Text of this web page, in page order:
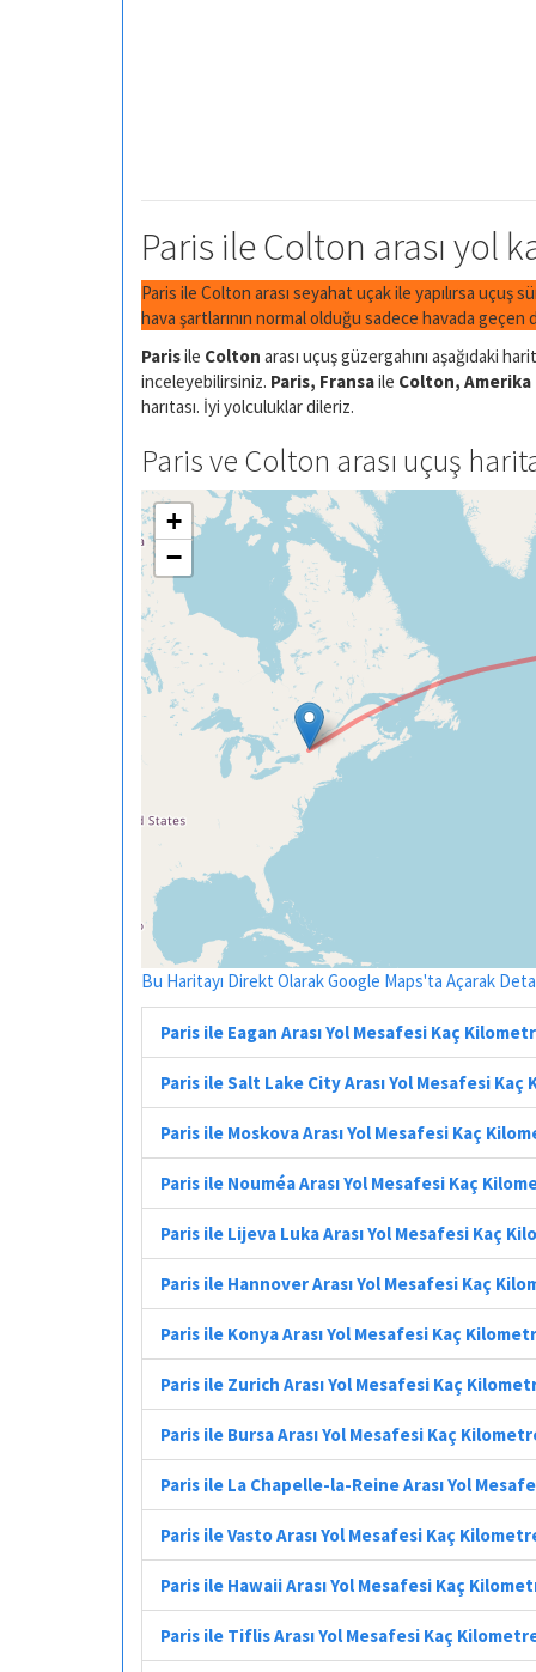
Paris ile Colton arası yol
Paris ile Colton arası seyahat uçak ile yapılırsa uçuş
hava şartlarının normal olduğu sadece havada
Parisile Colton arası uçuş güzergahını aşağıdaki
inceleyebilirsiniz. Paris, Fransaile Colton,
harıtası. İyi yolculuklar dileriz.
Paris ve Colton arası uçuş
+
−
Bu Haritayı Direkt Olarak Google Maps'ta Açarak
Paris ile Eagan Arası Yol Mesafesi Kaç
Paris ile Salt Lake City Arası Yol Mesafesi
Paris ile Moskova Arası Yol Mesafesi Kaç
Paris ile Nouméa Arası Yol Mesafesi Kaç
Paris ile Lijeva Luka Arası Yol Mesafesi Kaç
Paris ile Hannover Arası Yol Mesafesi Kaç
Paris ile Konya Arası Yol Mesafesi Kaç
Paris ile Zurich Arası Yol Mesafesi Kaç
Paris ile Bursa Arası Yol Mesafesi Kaç
Paris ile La Chapelle-la-Reine Arası Yol
Paris ile Vasto Arası Yol Mesafesi Kaç
Paris ile Hawaii Arası Yol Mesafesi Kaç
Paris ile Tiflis Arası Yol Mesafesi Kaç